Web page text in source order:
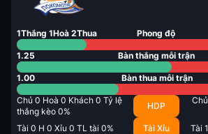
1Thắng 1Hoà 2Thua Phong độ
1.25 Bàn thắng mỗi trận
1.00 Bàn thua mỗi trận
Chủ 0 Hoà 0 Khách 0 Tỷ lệ
thắng kèo 0%
HDP
Chủ
Tài 0 H 0 Xỉu 0 TL tài 0% Tài Xỉu Tài 1